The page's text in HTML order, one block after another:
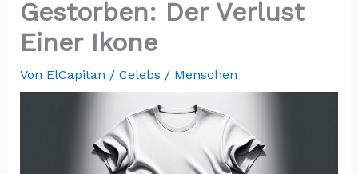
Gestorben: Der Verlust
Einer Ikone
Von ElCapitan / Celebs / Menschen